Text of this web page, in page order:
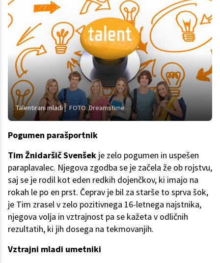
Talentirani mladi FOTO: Dreamstime
Pogumen parašportnik
Tim Žnidaršič Svenšek je zelo pogumen in uspešen
paraplavalec. Njegova zgodba se je začela že ob rojstvu,
saj se je rodil kot eden redkih dojenčkov, ki imajo na
rokah le po en prst. Čeprav je bil za starše to sprva šok,
je Tim zrasel v zelo pozitivnega 16-letnega najstnika,
njegova volja in vztrajnost pa se kažeta v odličnih
rezultatih, ki jih dosega na tekmovanjih.
Vztrajni mladi umetniki